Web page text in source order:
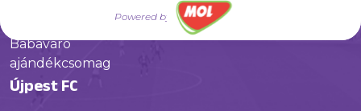
Powered by
Babaváró
ajándékcsomag
Újpest FC